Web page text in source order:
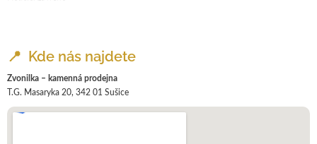
📍 Kde nás najdete
Zvonilka – kamenná prodejna
T.G. Masaryka 20, 342 01 Sušice